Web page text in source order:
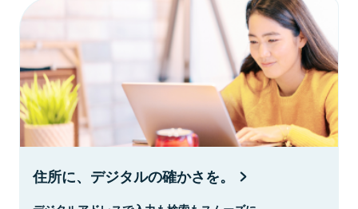
住所に、デジタルの確かさを。